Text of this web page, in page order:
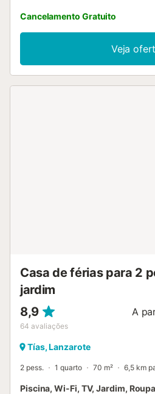
As comodidades adicionais
chamadas de vídeo), uma
como uma televisão. Um berço e
estão disponíveis. O destaque
área exterior privada com
Cancelamento Gratuito
Veja
Casa de férias para 2
jardim
8,9
64 avaliações
A
Tías, Lanzarote
2 pess. 1 quarto 70 m² 6,5 km
Piscina, Wi-Fi, TV, Jardim,